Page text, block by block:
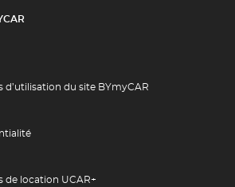
d’utilisation du site BYmyCAR
de location UCAR+